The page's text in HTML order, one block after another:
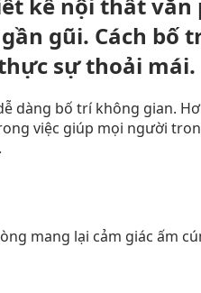
gũi. Cách
sự thoải mái.
dàng bố trí không gian.
việc giúp mọi người
mang lại cảm giác ấm